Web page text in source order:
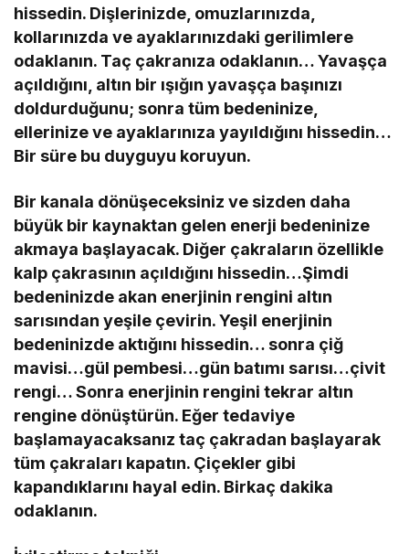
hissedin. Dişlerinizde, omuzlarınızda,
kollarınızda ve ayaklarınızdaki gerilimlere
odaklanın. Taç çakranıza odaklanın… Yavaşça
açıldığını, altın bir ışığın yavaşça başınızı
doldurduğunu; sonra tüm bedeninize,
ellerinize ve ayaklarınıza yayıldığını hissedin…
Bir süre bu duyguyu koruyun.
Bir kanala dönüşeceksiniz ve sizden daha
büyük bir kaynaktan gelen enerji bedeninize
akmaya başlayacak. Diğer çakraların özellikle
kalp çakrasının açıldığını hissedin…Şimdi
bedeninizde akan enerjinin rengini altın
sarısından yeşile çevirin. Yeşil enerjinin
bedeninizde aktığını hissedin… sonra çiğ
mavisi…gül pembesi…gün batımı sarısı…çivit
rengi… Sonra enerjinin rengini tekrar altın
rengine dönüştürün. Eğer tedaviye
başlamayacaksanız taç çakradan başlayarak
tüm çakraları kapatın. Çiçekler gibi
kapandıklarını hayal edin. Birkaç dakika
odaklanın.